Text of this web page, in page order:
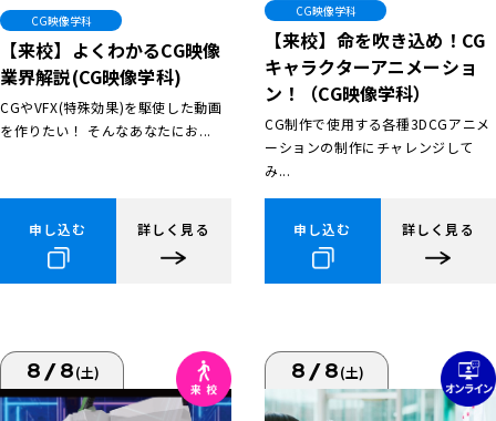
CG映像学科
【来校】よくわかるCG映像
業界解説(CG映像学科)
CGやVFX(特殊効果)を駆使した動画
を作りたい！ そんなあなたにお...
申し込む 詳しく見る
CG映像学科
【来校】命を吹き込め！CG
キャラクターアニメーショ
ン！（CG映像学科）
CG制作で使用する各種3DCGアニメ
ーションの制作にチャレンジして
み...
申し込む 詳しく見る
8/8(土) 8/8(土)